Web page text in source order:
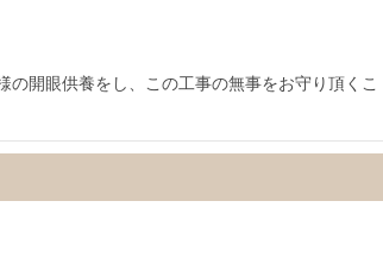
開眼供養をし、この工事の無事をお守り頂くこ